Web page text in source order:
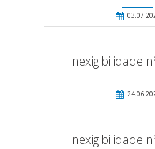
Inexigibilidade
Inexigibilidade